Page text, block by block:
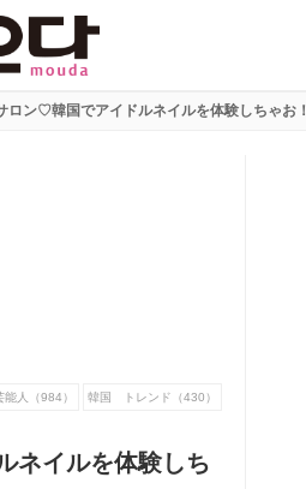
ロン♡韓国でアイドルネイルを体験しちゃお！
人（984） 韓国 トレンド（430）
ネイルを体験しち